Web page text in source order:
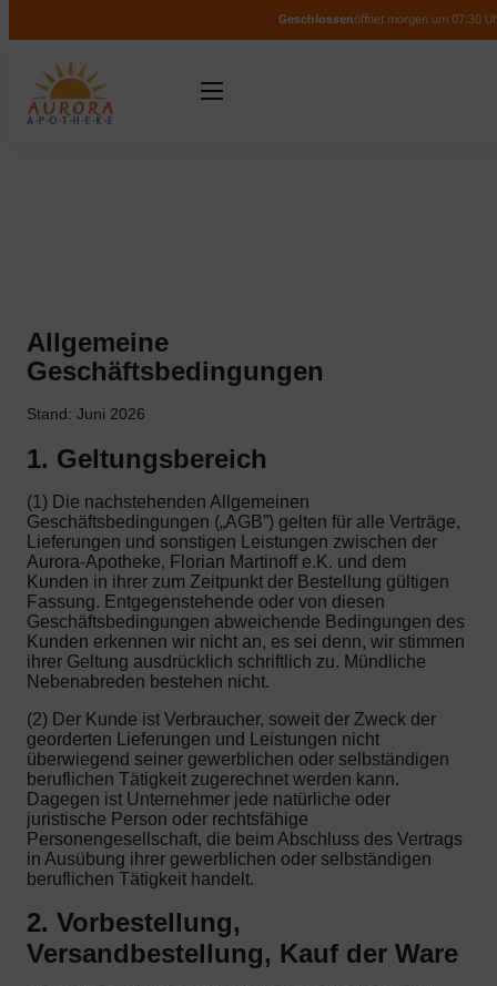
Geschlossenöffnet morgen um 07:30
Allgemeine
Geschäftsbedingungen
Stand: Juni 2026
1. Geltungsbereich
(1) Die nachstehenden Allgemeinen
Geschäftsbedingungen („AGB”) gelten für alle Verträge,
Lieferungen und sonstigen Leistungen zwischen der
Aurora-Apotheke, Florian Martinoff e.K. und dem
Kunden in ihrer zum Zeitpunkt der Bestellung gültigen
Fassung. Entgegenstehende oder von diesen
Geschäftsbedingungen abweichende Bedingungen des
Kunden erkennen wir nicht an, es sei denn, wir stimmen
ihrer Geltung ausdrücklich schriftlich zu. Mündliche
Nebenabreden bestehen nicht.
(2) Der Kunde ist Verbraucher, soweit der Zweck der
georderten Lieferungen und Leistungen nicht
überwiegend seiner gewerblichen oder selbständigen
beruflichen Tätigkeit zugerechnet werden kann.
Dagegen ist Unternehmer jede natürliche oder
juristische Person oder rechtsfähige
Personengesellschaft, die beim Abschluss des Vertrags
in Ausübung ihrer gewerblichen oder selbständigen
beruflichen Tätigkeit handelt.
2. Vorbestellung,
Versandbestellung, Kauf der Ware